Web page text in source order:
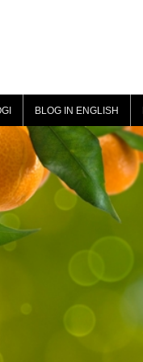
BLOG IN ENGLISH